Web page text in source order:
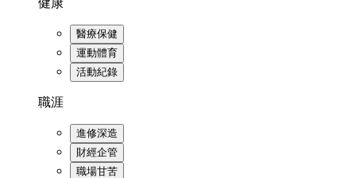
健康
醫療保健
運動體育
活動紀錄
職涯
進修深造
財經企管
職場甘苦